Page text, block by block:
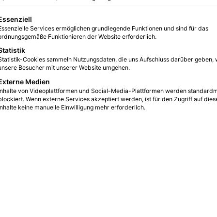
Kindertheater in Duisburg
Vorurteilen zu kämpfen und umso trauriger ist es
dann, wenn leidenschaftlich Programmpunkte
auf…
Weiterlesen &raquo;
eine Liste der Service-Gruppen, für die eine Einwilligung erteilt
Services ermöglichen grundlegende Funktionen und sind für das
Funktionieren der Website erforderlich.
Cookies sammeln Nutzungsdaten, die uns Aufschluss darüber geben,
Besucher mit unserer Website umgehen.
Medien
von Videoplattformen und Social-Media-Plattformen werden
Wenn externe Services akzeptiert werden, ist für den Zugriff auf
keine manuelle Einwilligung mehr erforderlich.